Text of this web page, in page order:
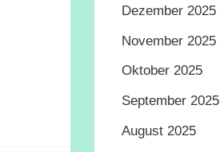
Dezember 2025
November 2025
Oktober 2025
September 2025
August 2025